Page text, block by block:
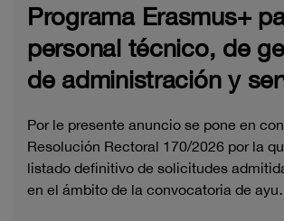
Programa Erasmus+
personal técnico, de
de administración y
Por le presente anuncio se pone en
Resolución Rectoral 170/2026 por la
listado definitivo de solicitudes
en el ámbito de la convocatoria de